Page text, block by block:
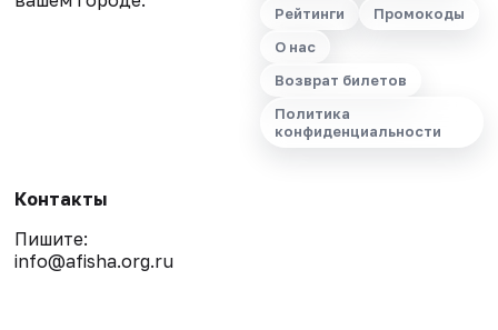
Рейтинги
Промокоды
О нас
Возврат билетов
Политика
конфиденциальности
Контакты
Пишите:
info@afisha.org.ru